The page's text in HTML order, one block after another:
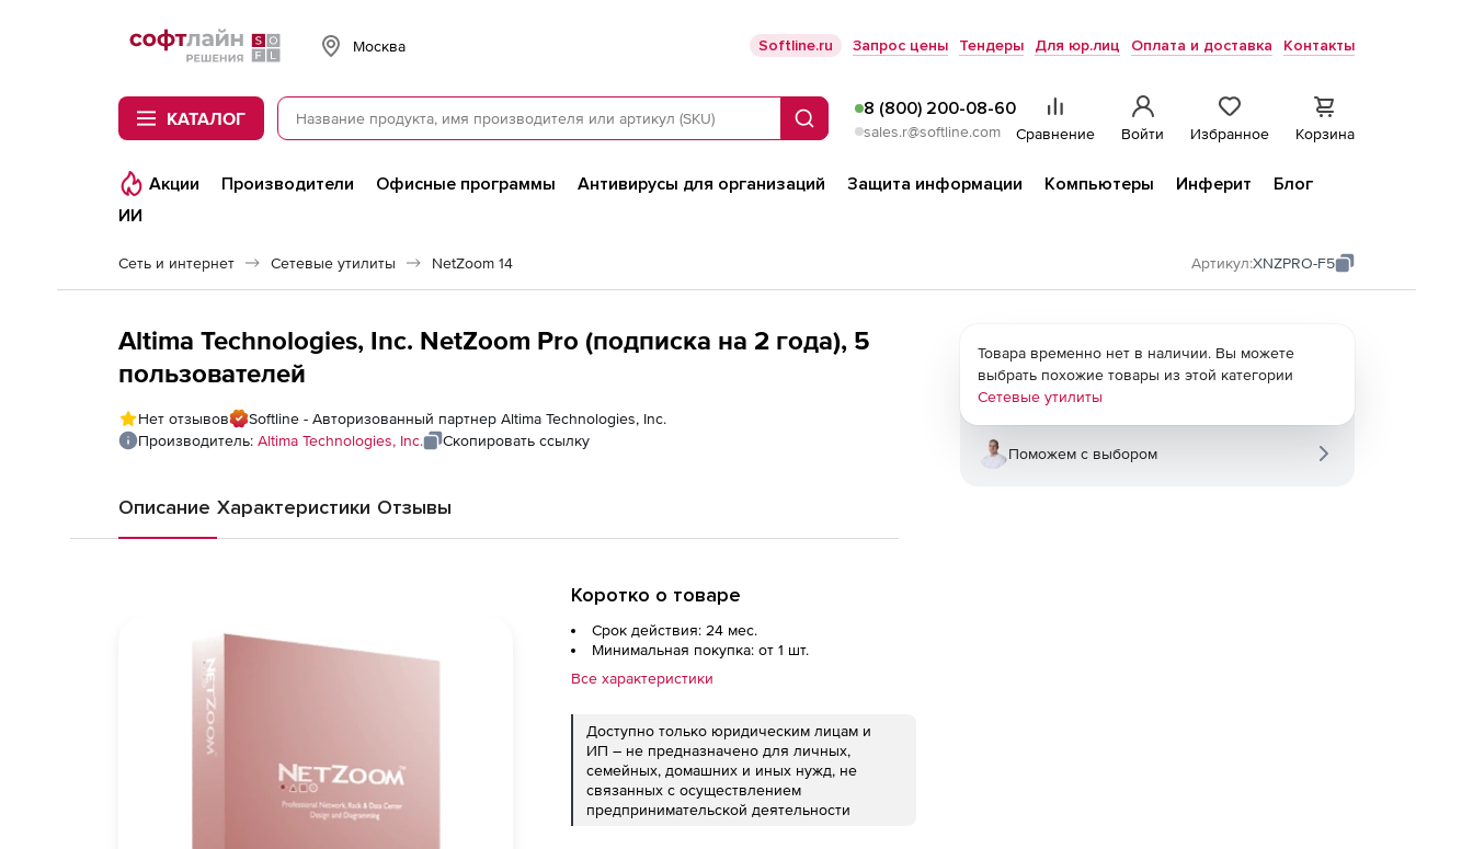
Softline
Москва Softline.ru Запрос цены Тендеры Для юр.лиц Оплата и доставка Контакты
КАТАЛОГ Поиск
8 (800) 200-08-60
sales.r@softline.com Сравнение Войти Избранное Корзина
Акции Производители Офисные программы Антивирусы для организаций Защита информации Компьютеры Инферит
Блог
ИИ
Сеть и интернет Сетевые утилиты NetZoom 14 Артикул:XNZPRO-F5
Altima Technologies, Inc. NetZoom Pro (подписка на 2 года), 5
пользователей
Нет отзывов
Softline - Авторизованный партнер Altima Technologies, Inc.
Производитель: Altima Technologies, Inc. Скопировать ссылку
Описание Характеристики Отзывы
Коротко о товаре
Срок действия: 24 мес.
Минимальная покупка: от 1 шт.
Все характеристики
Доступно только юридическим лицам и
ИП – не предназначено для личных,
семейных, домашних и иных нужд, не
связанных с осуществлением
предпринимательской деятельности
Товара временно нет в наличии. Вы можете
выбрать похожие товары из этой категории
Сетевые утилиты
Поможем с выбором